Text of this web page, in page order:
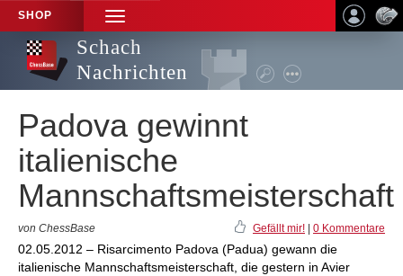
SHOP
TOGGLE
NAVIGATION
Schach
Nachrichten
Padova gewinnt
italienische
Mannschaftsmeisterschaft
von ChessBase Gefällt mir! 0 Kommentare
02.05.2012 – Risarcimento Padova (Padua) gewann die
italienische Mannschaftsmeisterschaft, die gestern in Avier